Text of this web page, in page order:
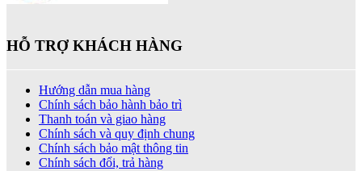
HỖ TRỢ KHÁCH HÀNG
Hướng dẫn mua hàng
Chính sách bảo hành bảo trì
Thanh toán và giao hàng
Chính sách và quy định chung
Chính sách bảo mật thông tin
Chính sách đổi, trả hàng